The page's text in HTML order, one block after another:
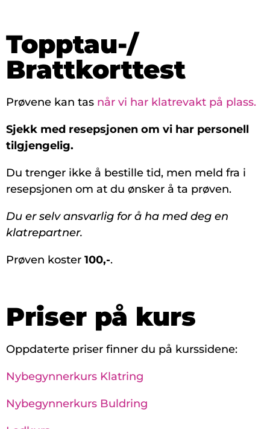
Topptau-/
Brattkorttest
Prøvene kan tas når vi har klatrevakt på plass.
Sjekk med resepsjonen om vi har personell
tilgjengelig.
Du trenger ikke å bestille tid, men meld fra i
resepsjonen om at du ønsker å ta prøven.
Du er selv ansvarlig for å ha med deg en
klatrepartner.
Prøven koster 100,-.
Priser på kurs
Oppdaterte priser finner du på kurssidene:
Nybegynnerkurs Klatring
Nybegynnerkurs Buldring